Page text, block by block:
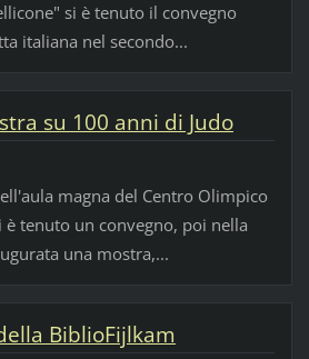
si è tenuto il convegno
italiana nel secondo...
su 100 anni di Judo
magna del Centro Olimpico
è tenuto un convegno, poi nella
una mostra,...
BiblioFijlkam